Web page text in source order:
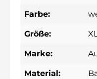
Farbe:
Größe:
Marke:
Material: